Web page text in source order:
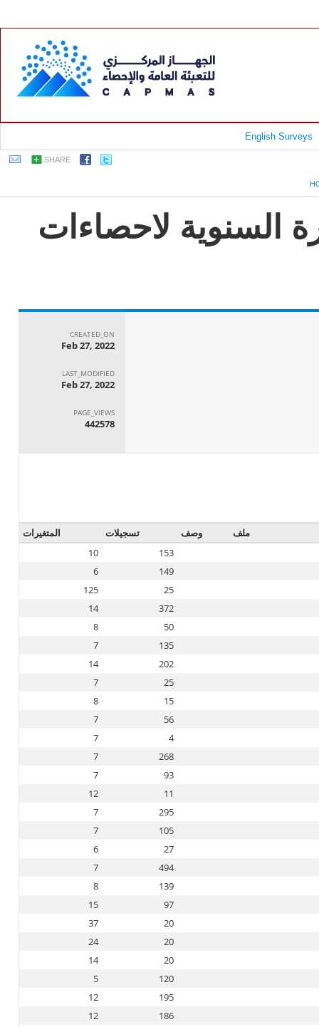
English Surveys
SHARE
السنوية لاحصاءات
CREATED_ON
Feb 27, 2022
LAST_MODIFIED
Feb 27, 2022
PAGE_VIEWS
442578
ملف وصف تسجيلات
المتغيرات
153
10
149
6
25
125
372
14
50
8
135
7
202
14
25
7
15
8
56
7
4
7
268
7
93
7
11
12
295
7
105
7
27
6
494
7
139
8
97
15
20
37
20
24
20
14
120
5
195
12
186
12